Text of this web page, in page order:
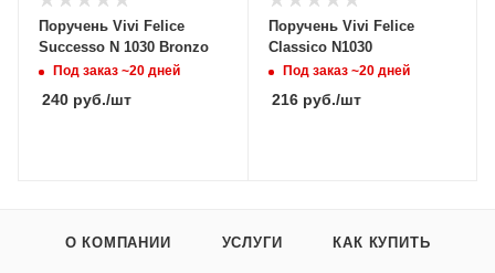
Поручень Vivi Felice
Successo N 1030 Bronzo
Под заказ ~20 дней
240 руб./шт
Поручень Vivi Felice
Classico N1030
Под заказ ~20 дней
216руб./шт
О КОМПАНИИ УСЛУГИ КАК КУПИТЬ